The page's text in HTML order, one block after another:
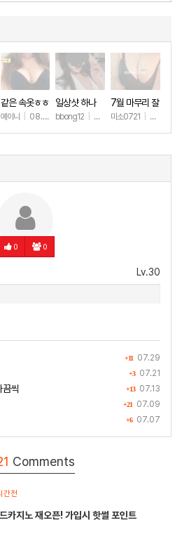
+150
같은 속옷ㅎㅎ
예이니 08.04 +83
일상샷 하나
bbong12 07.31+92
7월 마무리 잘
하세요🫶
미소0721 07.31
0 0
Lv.30
+11 07.29
+3 07.21
+13 07.13
씩
+21 07.09
+6 07.07
Comments
간전
카지노 재오픈! 가입시 핫썰 포인트